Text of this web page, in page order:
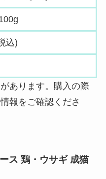
込)
あります。購入の際
報をご確認くださ
ス 鶏・ウサギ 成猫